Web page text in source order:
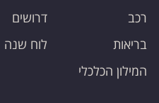
רכב
בריאות
המילון הכלכלי
דרושים
לוח שנה